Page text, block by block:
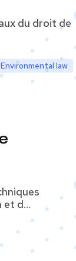
du droit de
law
et d…